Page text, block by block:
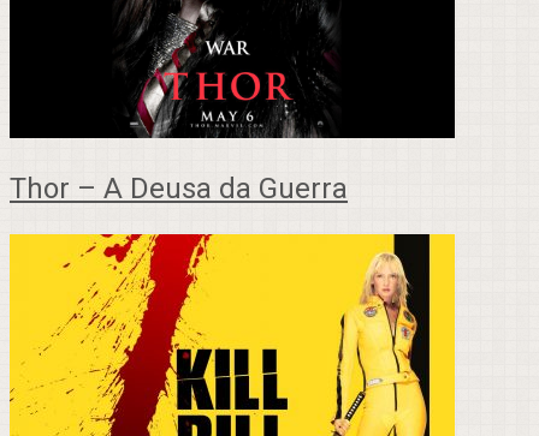
Thor – A Deusa da Guerra